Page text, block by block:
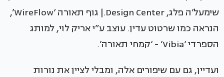
שימעל’ה פלג, Design Center.| גוף תאורה ‘WireFlow’,
הנראה כמו שרטוט עדין. עוצב ע”י אריק לוי, למותג
הספרדי ‘Vibia’ - ‘קמחי תאורה’.
ועדיין, גם עם שיפורים אלה, ומבלי לציין את נורות